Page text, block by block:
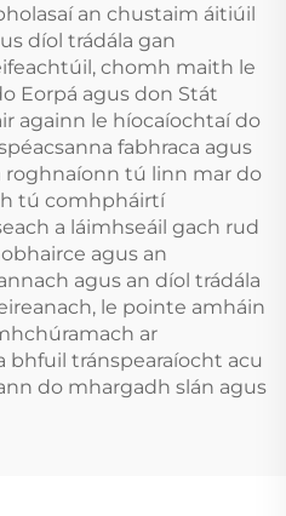
an chustaim áitiúil
díol trádála gan
chomh maith le
Eorpá agus don Stát
againn le híocaíochtaí do
fabhraca agus
roghnaíonn tú linn mar do
tú comhpháirtí
a láimhseáil gach rud
agus an
agus an díol trádála
le pointe amháin
ar
bhfuil tránspearaíocht acu
do mhargadh slán agus